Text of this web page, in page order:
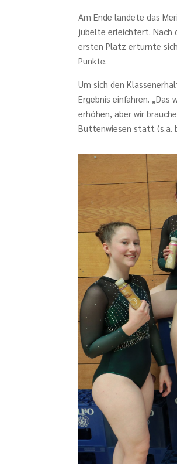
Am Ende landete das
jubelte erleichtert. Nach
ersten Platz erturnte
Punkte.
Um sich den
Ergebnis einfahren.
erhöhen, aber wir
Buttenwiesen statt (s.a.